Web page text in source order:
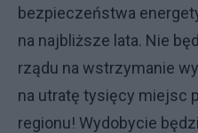
bezpieczeństwa
na najbliższe lata. Nie
rządu na wstrzymanie
na utratę tysięcy miejsc
regionu! Wydobycie